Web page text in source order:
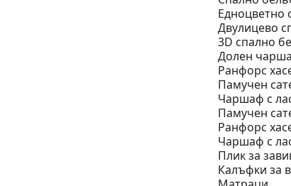
Eдноцветно
Двулицево
3D спално
Долен
Ранфорс
Памучен
Чаршаф с
Памучен
Ранфорс
Чаршаф с
Плик за
Калъфки за